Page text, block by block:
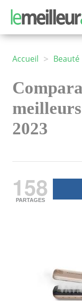
Accueil > Beauté
2023
158
PARTAGES